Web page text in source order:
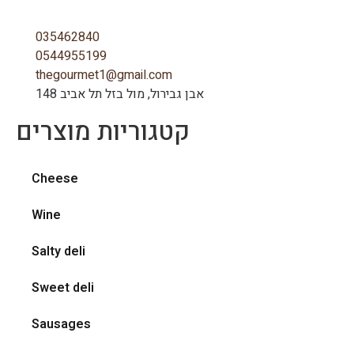
035462840
0544955199
thegourmet1@gmail.com
148 אבן גבירול, מול בזל תל אביב
קטגוריות מוצרים
Cheese
Wine
Salty deli
Sweet deli
Sausages